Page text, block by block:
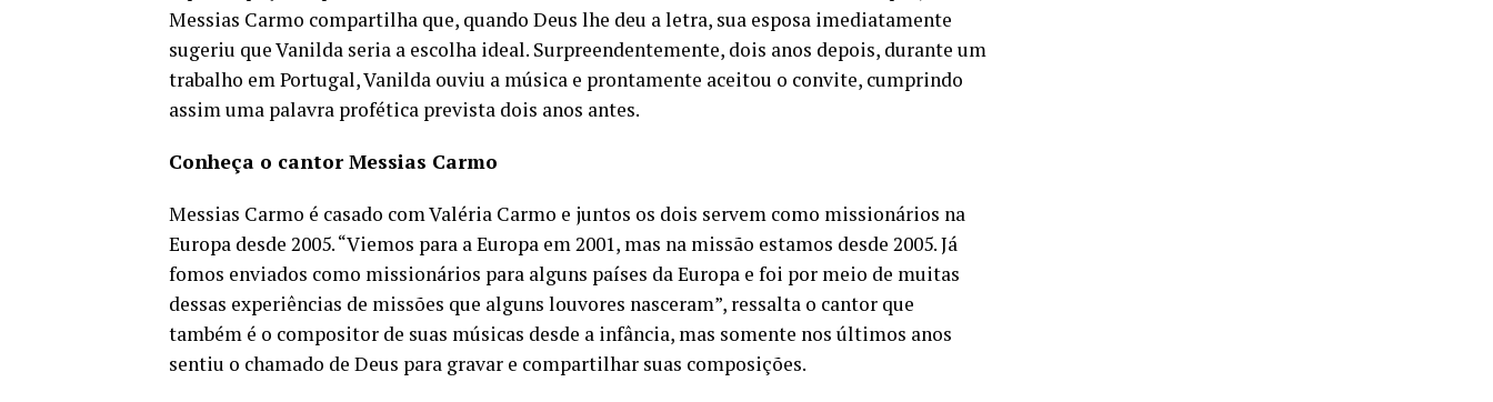
Messias Carmo compartilha que, quando Deus lhe deu a letra, sua esposa imediatamente
sugeriu que Vanilda seria a escolha ideal. Surpreendentemente, dois anos depois, durante um
trabalho em Portugal, Vanilda ouviu a música e prontamente aceitou o convite, cumprindo
assim uma palavra profética prevista dois anos antes.
Conheça o cantor Messias Carmo
Messias Carmo é casado com Valéria Carmo e juntos os dois servem como missionários na
Europa desde 2005. “Viemos para a Europa em 2001, mas na missão estamos desde 2005. Já
fomos enviados como missionários para alguns países da Europa e foi por meio de muitas
dessas experiências de missões que alguns louvores nasceram”, ressalta o cantor que
também é o compositor de suas músicas desde a infância, mas somente nos últimos anos
sentiu o chamado de Deus para gravar e compartilhar suas composições.